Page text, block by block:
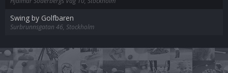
Swing by Golfbaren
Surbrunnsgatan 46, Stockholm